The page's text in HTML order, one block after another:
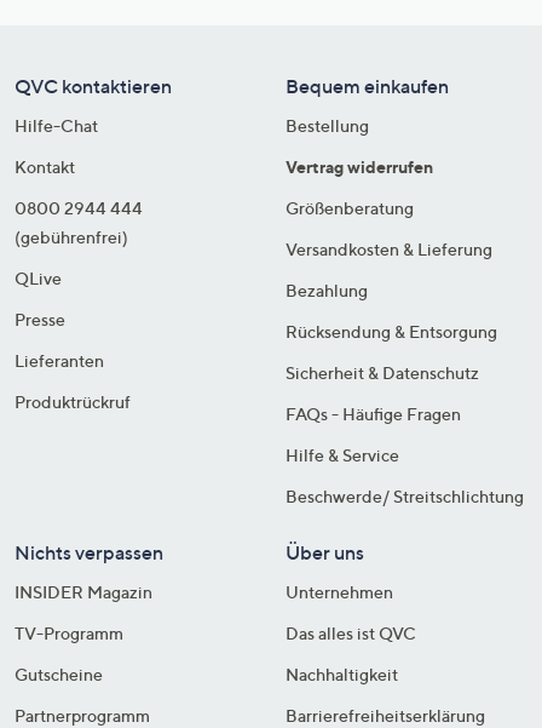
QVC kontaktieren
Hilfe-Chat
Kontakt
0800 2944 444
(gebührenfrei)
QLive
Presse
Lieferanten
Produktrückruf
Bequem einkaufen
Bestellung
Vertrag widerrufen
Größenberatung
Versandkosten & Lieferung
Bezahlung
Rücksendung & Entsorgung
Sicherheit & Datenschutz
FAQs - Häufige Fragen
Hilfe & Service
Beschwerde/ Streitschlichtung
Nichts verpassen
INSIDER Magazin
TV-Programm
Gutscheine
Partnerprogramm
Über uns
Unternehmen
Das alles ist QVC
Nachhaltigkeit
Barrierefreiheitserklärung